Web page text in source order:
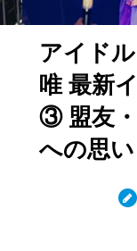
アイド
唯 最新
③ 盟友
への思い